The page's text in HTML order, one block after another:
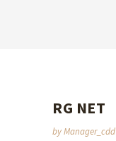
RG NET
byManager_cdd